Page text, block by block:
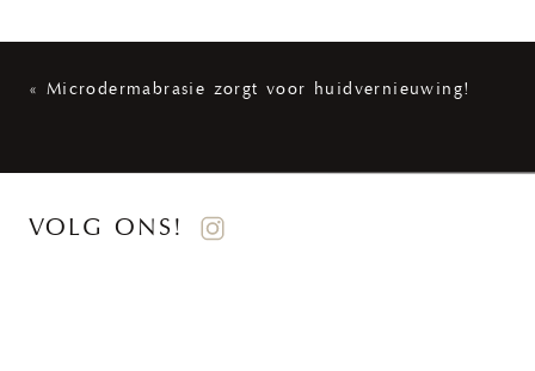
« Microdermabrasie zorgt voor huidvernieuwing!
VOLG ONS!